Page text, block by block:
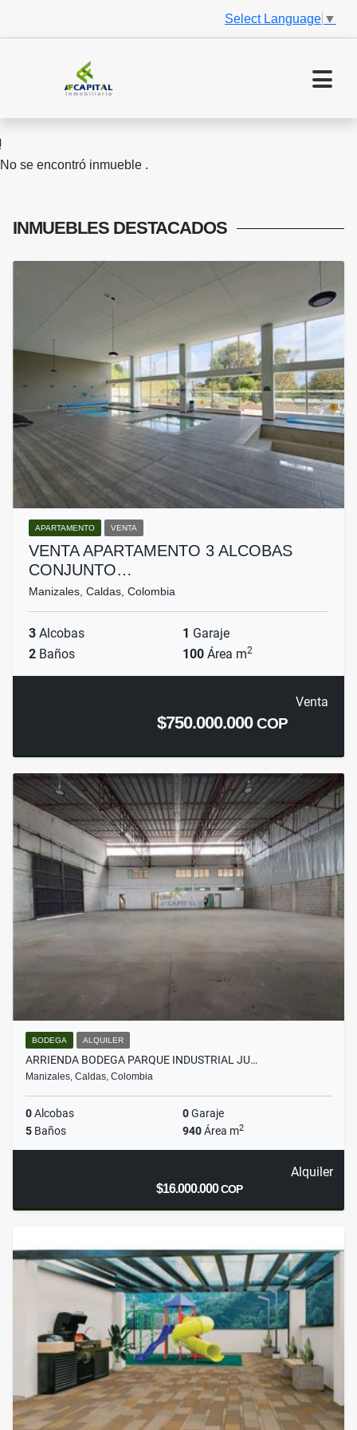
Select Language ▼
No se encontró inmueble .
INMUEBLES DESTACADOS
APARTAMENTO VENTA
VENTA APARTAMENTO 3 ALCOBAS
CONJUNTO…
Manizales, Caldas, Colombia
3 Alcobas 1 Garaje
2 Baños 100 Área m2
Venta
$750.000.000COP
BODEGA ALQUILER
ARRIENDA BODEGA PARQUE INDUSTRIAL JU…
Manizales, Caldas, Colombia
0Alcobas 0Garaje
5 Baños 940Área m2
Alquiler
$16.000.000COP